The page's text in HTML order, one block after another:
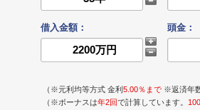
借入金額：
頭金：
（※元利均等方式 金利5.00％まで ※返済年
（※ボーナスは年2回で計算しています。